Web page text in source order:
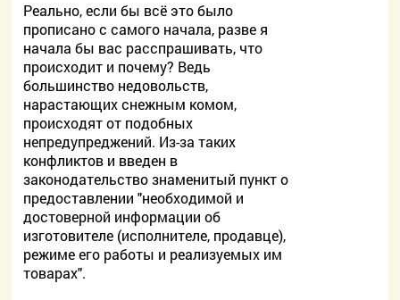
Реально, если бы всё это было
прописано с самого начала, разве я
начала бы вас расспрашивать, что
происходит и почему? Ведь
большинство недовольств,
нарастающих снежным комом,
происходят от подобных
непредупреджений. Из-за таких
конфликтов и введен в
законодательство знаменитый пункт о
предоставлении "необходимой и
достоверной информации об
изготовителе (исполнителе, продавце),
режиме его работы и реализуемых им
товарах".